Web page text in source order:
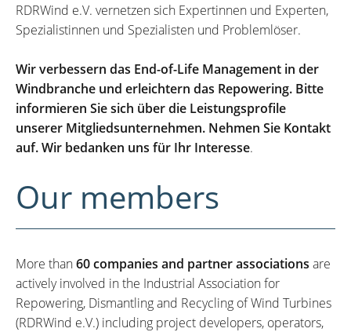
RDRWind e.V. vernetzen sich Expertinnen und Experten,
Spezialistinnen und Spezialisten und Problemlöser.
Wir verbessern das End-of-Life Management in der
Windbranche und erleichtern das Repowering. Bitte
informieren Sie sich über die Leistungsprofile
unserer Mitgliedsunternehmen. Nehmen Sie Kontakt
auf. Wir bedanken uns für Ihr Interesse.
Our members
More than60 companies and partner associations are
actively involved in the Industrial Association for
Repowering, Dismantling and Recycling of Wind Turbines
(RDRWind e.V.) including project developers, operators,